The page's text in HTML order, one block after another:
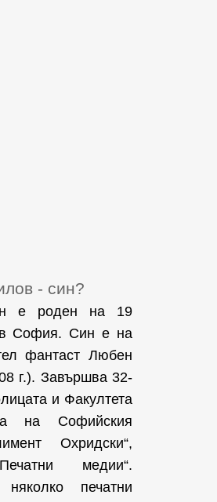
- син?
е роден на 19
София. Син е на
фантаст Любен
г.). Завършва 32-
и Факултета
на Софийския
Охридски“,
медии“.
печатни